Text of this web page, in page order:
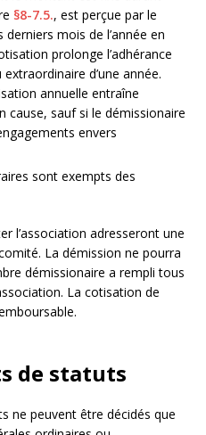
§8-7.5., est perçue par le
mois de l’année en
prolonge l’adhérance
d’une année.
annuelle entraîne
cause, sauf si le démissionaire
envers
sont exempts des
l’association adresseront une
La démission ne pourra
démissionaire a rempli tous
La cotisation de
de statuts
ne peuvent être décidés que